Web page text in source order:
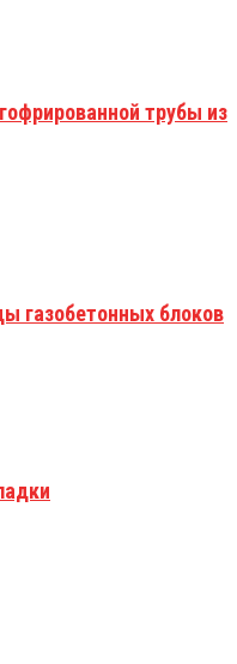
трубы из
газобетонных блоков